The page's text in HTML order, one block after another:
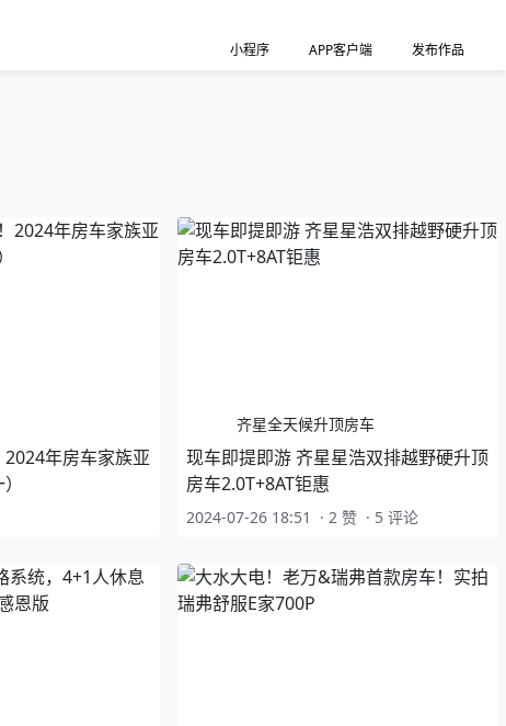
小程序 APP客户端 发布作品
年房车家族亚
齐星全天候升顶房车
现车即提即游 齐星星浩双排越野硬升顶
房车2.0T+8AT钜惠
2024-07-26 18:51 · 2 赞 · 5 评论